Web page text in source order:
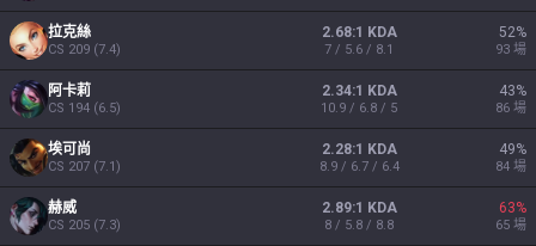
拉克絲
CS 209 (7.4)
2.68:1 KDA
7 / 5.6 / 8.1
52%
93 場
阿卡莉
CS 194 (6.5)
2.34:1 KDA
10.9 / 6.8 / 5
43%
86 場
埃可尚
CS 207 (7.1)
2.28:1 KDA
8.9 / 6.7 / 6.4
49%
84 場
赫威
CS 205 (7.3)
2.89:1 KDA
8 / 5.8 / 8.8
63%
65 場